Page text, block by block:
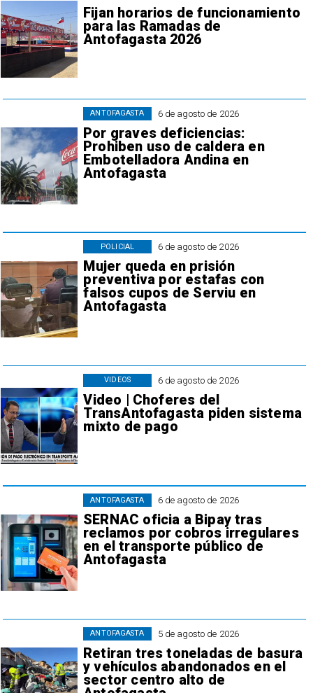
Fijan horarios de funcionamiento
para las Ramadas de
Antofagasta 2026
6 de agosto de 2026
Por graves deficiencias:
Prohiben uso de caldera en
Embotelladora Andina en
Antofagasta
ANTOFAGASTA
6 de agosto de 2026
Mujer queda en prisión
preventiva por estafas con
falsos cupos de Serviu en
Antofagasta
POLICIAL
6 de agosto de 2026
Video | Choferes del
TransAntofagasta piden sistema
mixto de pago
VIDEOS
6 de agosto de 2026
SERNAC oficia a Bipay tras
reclamos por cobros irregulares
en el transporte público de
Antofagasta
ANTOFAGASTA
5 de agosto de 2026
Retiran tres toneladas de basura
y vehículos abandonados en el
sector centro alto de
ANTOFAGASTA